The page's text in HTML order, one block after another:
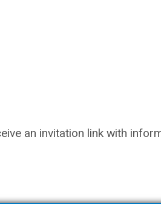
an invitation link with